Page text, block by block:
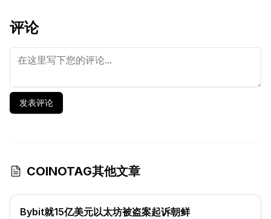
评论
发表评论
COINOTAG其他文章
Bybit就15亿美元以太坊被盗案起诉朝鲜